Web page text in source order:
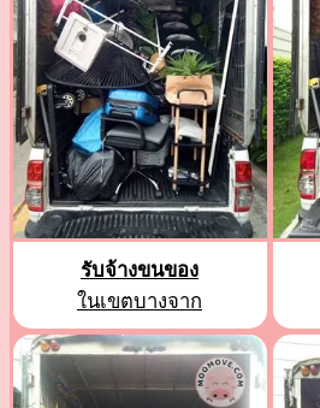
รับจ้างขนของ
ในเขตบางจาก